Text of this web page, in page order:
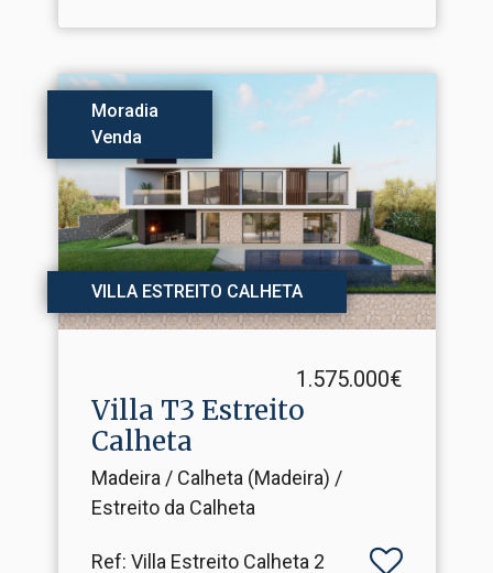
Moradia
Venda
VILLA ESTREITO CALHETA
1.575.000€
Villa T3 Estreito
Calheta
Madeira / Calheta (Madeira) /
Estreito da Calheta
Ref: Villa Estreito Calheta 2